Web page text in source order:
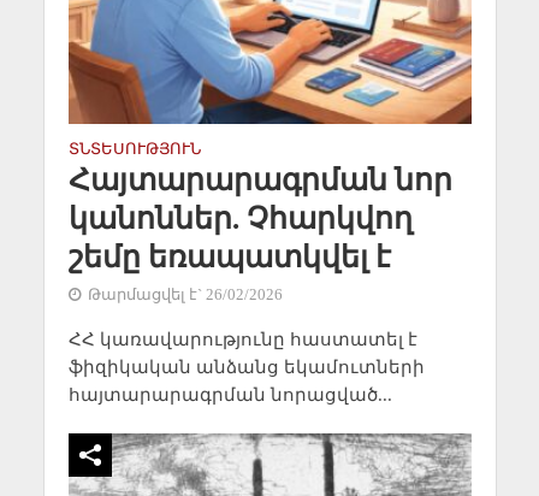
ՏՆՏԵՍՈՒԹՅՈՒՆ
Հայտարարագրման նոր
կանոններ. Չհարկվող
շեմը եռապատկվել է
Թարմացվել է` 26/02/2026
ՀՀ կառավարությունը հաստատել է
ֆիզիկական անձանց եկամուտների
հայտարարագրման նորացված...